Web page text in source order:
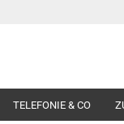
TELEFONIE & CO